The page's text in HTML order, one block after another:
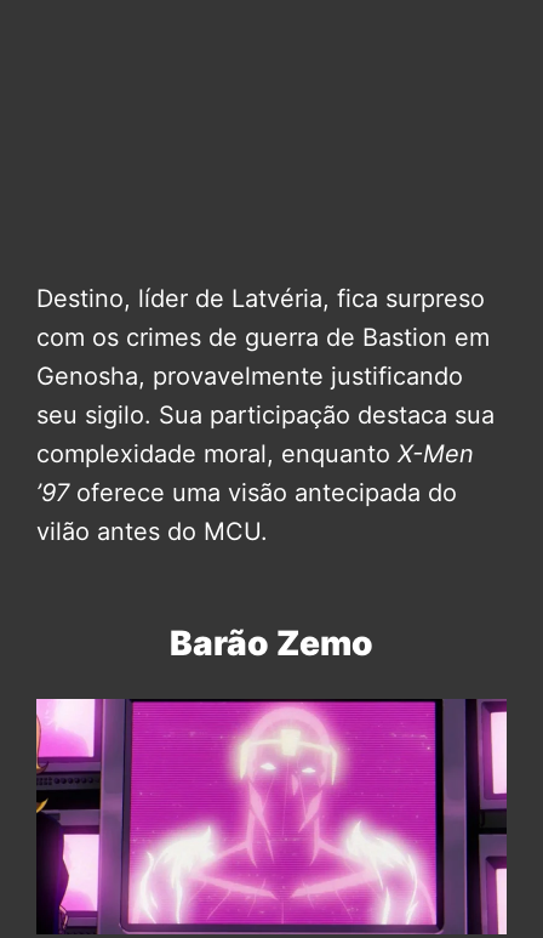
Destino, líder de Latvéria, fica surpreso
com os crimes de guerra de Bastion em
Genosha, provavelmente justificando
seu sigilo. Sua participação destaca sua
complexidade moral, enquanto X-Men
’97oferece uma visão antecipada do
vilão antes do MCU.
Barão Zemo